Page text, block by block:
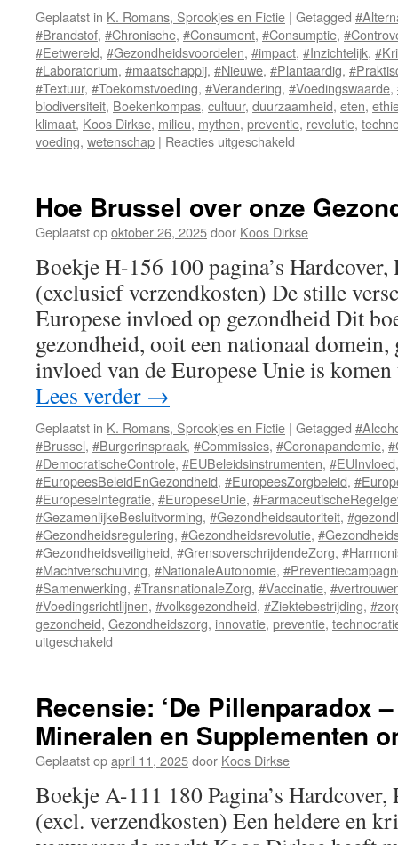
Geplaatst in K. Romans, Sprookjes en Fictie | Getagged
#Brandstof, #Chronische, #Consument, #Consumptie,
#Eetwereld, #Gezondheidsvoordelen, #impact, #Inzichtelijk,
#Laboratorium, #maatschappij, #Nieuwe, #Plantaardig,
#Textuur, #Toekomstvoeding, #Verandering, #Voedingswaarde,
biodiversiteit, Boekenkompas, cultuur, duurzaamheid, eten,
klimaat, Koos Dirkse, milieu, mythen, preventie, revolutie,
voeding, wetenschap | Reacties uitgeschakeld
Toekomst
Hoe Brussel over onze
Geplaatst opoktober 26, 2025door Koos Dirkse
Boekje H-156 100 pagina’s
(exclusief verzendkosten) De stille
Europese invloed op gezondheid Dit
gezondheid, ooit een nationaal
invloed van de Europese Unie is
Lees verder →
Geplaatst in K. Romans, Sprookjes en Fictie | Getagged
#Brussel, #Burgerinspraak, #Commissies, #Coronapandemie,
#DemocratischeControle, #EUBeleidsinstrumenten, #EUInvloed
#EuropeesBeleidEnGezondheid, #EuropeesZorgbeleid,
#EuropeseIntegratie, #EuropeseUnie,
#GezamenlijkeBesluitvorming, #Gezondheidsautoriteit,
#Gezondheidsregulering, #Gezondheidsrevolutie,
#Gezondheidsveiligheid, #GrensoverschrijdendeZorg,
#Machtverschuiving, #NationaleAutonomie,
#Samenwerking, #TransnationaleZorg, #Vaccinatie,
#Voedingsrichtlijnen, #volksgezondheid, #Ziektebestrijding,
gezondheid, Gezondheidszorg, innovatie, preventie,
uitgeschakeld
over
onze
Gezondheid
Beslist
Recensie: ‘De Pillenparadox
Mineralen en Supplementen
Geplaatst opapril 11, 2025door Koos Dirkse
Boekje A-111 180 Pagina’s
(excl. verzendkosten) Een heldere en